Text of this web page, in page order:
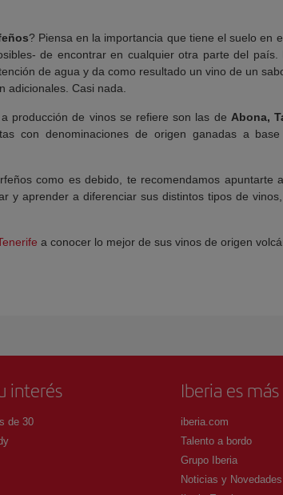
? Piensa en la importancia que tiene el suelo en
de encontrar en cualquier otra parte del
de agua y da como resultado un vino de un
adicionales. Casi nada.
producción de vinos se refiere son las de Abona,
con denominaciones de origen ganadas a
como es debido, te recomendamos
y aprender a diferenciar sus distintos tipos de
a conocer lo mejor de sus vinos de origen
interés
de 30
Iberia es más
iberia.com
Talento a bordo
Grupo Iberia
Noticias y Novedades